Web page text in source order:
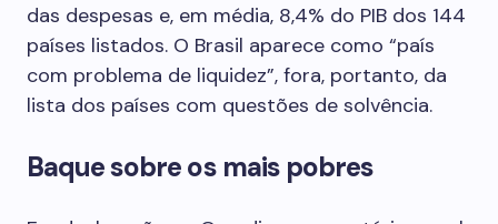
das despesas e, em média, 8,4% do PIB dos 144
países listados. O Brasil aparece como “país
com problema de liquidez”, fora, portanto, da
lista dos países com questões de solvência.
Baque sobre os mais pobres